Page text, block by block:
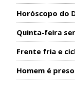
Horóscopo do
Quinta-feira
Frente fria e
Homem é